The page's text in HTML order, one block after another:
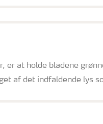
er at holde bladene
af det indfaldende lys